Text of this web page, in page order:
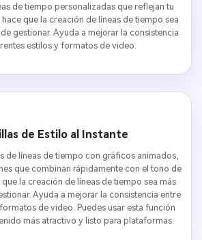
de tiempo personalizadas que reflejan tu
que la creación de líneas de tiempo sea
gestionar. Ayuda a mejorar la consistencia
estilos y formatos de video.
de Estilo al Instante
de líneas de tiempo con gráficos animados,
que combinan rápidamente con el tono de
la creación de líneas de tiempo sea más
Ayuda a mejorar la consistencia entre
de video. Puedes usar esta función
más atractivo y listo para plataformas.